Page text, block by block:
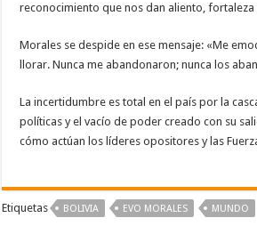
reconocimiento que nos dan aliento, fortaleza
Morales se despide en ese mensaje: «Me
llorar. Nunca me abandonaron; nunca los
La incertidumbre es total en el país por la
políticas y el vacío de poder creado con su
cómo actúan los líderes opositores y las
Etiquetas BOLIVIA EVO MORALES MUNDO